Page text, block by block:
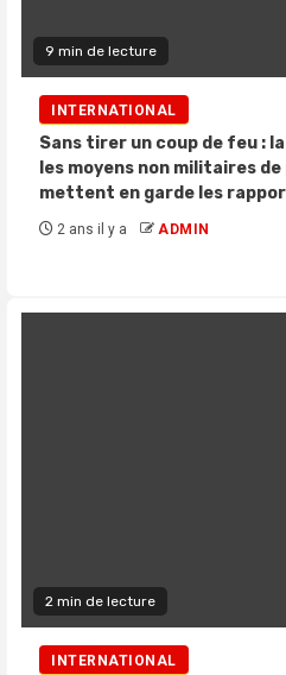
9 min de lecture
INTERNATIONAL
Sans tirer un coup de feu :
les moyens non militaires
mettent en garde les
2 ans il y a ADMIN
2 min de lecture
INTERNATIONAL